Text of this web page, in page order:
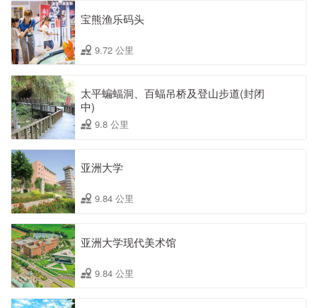
宝熊渔乐码头
9.72 公里
太平蝙蝠洞、百蝠吊桥及登山步道(封闭
中)
9.8 公里
亚洲大学
9.84 公里
亚洲大学现代美术馆
9.84 公里